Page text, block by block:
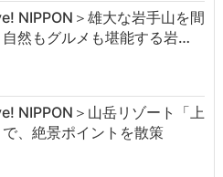
NIPPON＞雄大な岩手山を間
然もグルメも堪能する岩…
NIPPON＞山岳リゾート「上
、絶景ポイントを散策